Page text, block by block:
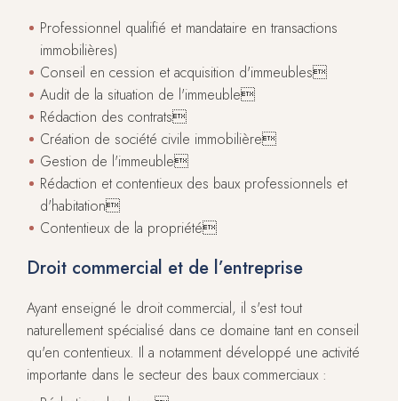
Professionnel qualifié et mandataire en transactions
immobilières)
Conseil en cession et acquisition d'immeubles
Audit de la situation de l'immeuble
Rédaction des contrats
Création de société civile immobilière
Gestion de l'immeuble
Rédaction et contentieux des baux professionnels et
d'habitation
Contentieux de la propriété
Droit commercial et de l’entreprise
Ayant enseigné le droit commercial, il s'est tout
naturellement spécialisé dans ce domaine tant en conseil
qu'en contentieux. Il a notamment développé une activité
importante dans le secteur des baux commerciaux :